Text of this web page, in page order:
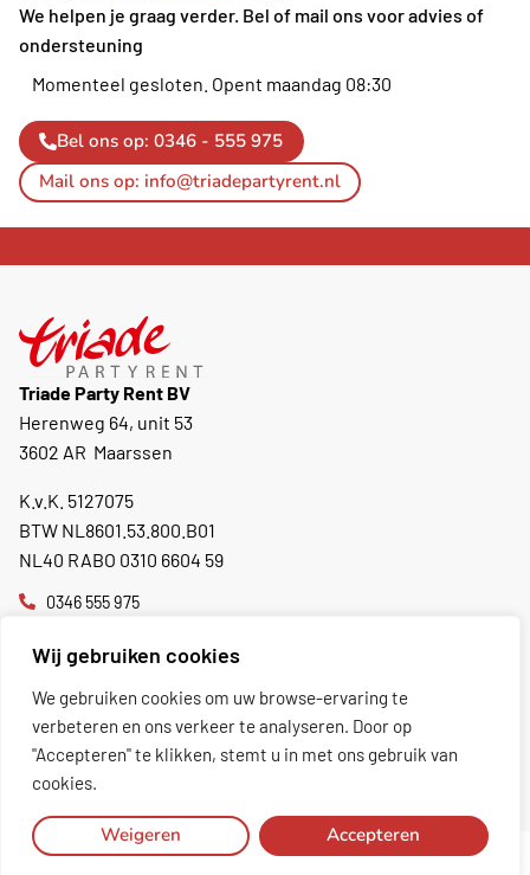
Wij gebruiken cookies
We gebruiken cookies om uw browse-ervaring te
verbeteren en ons verkeer te analyseren. Door op
"Accepteren" te klikken, stemt u in met ons gebruik van
cookies.
Weigeren Accepteren
We helpen je graag verder. Bel of mail ons voor advies of
ondersteuning
Momenteel gesloten. Opent maandag 08:30
Bel ons op: 0346 - 555 975
Mail ons op: info@triadepartyrent.nl
Triade Party Rent BV
Herenweg 64, unit 53
3602 AR Maarssen
K.v.K. 5127075
BTW NL8601.53.800.B01
NL40 RABO 0310 6604 59
0346 555 975
Momenteel gesloten.Opent maandag 08:30
Toon excl. BTW
Copyright 2026 Triade Party Rent Algemene voorwaarden Privacy policy